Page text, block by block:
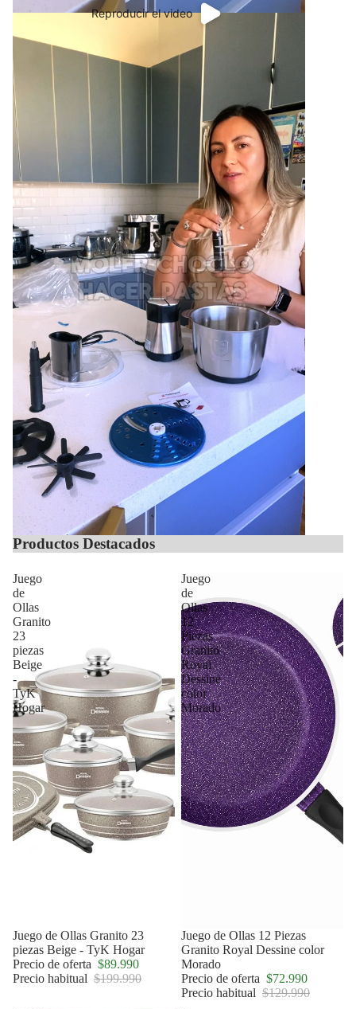
Reproducir el video
Productos Destacados
Juego
de
Ollas
Granito
23
piezas
Beige
-
TyK
Hogar
Oferta
Juego de Ollas Granito 23
piezas Beige - TyK Hogar
Precio de oferta $89.990
Precio habitual $199.990
Juego
de
Ollas
12
Piezas
Granito
Royal
Dessine
color
Morado
Oferta
Juego de Ollas 12 Piezas
Granito Royal Dessine color
Morado
Precio de oferta $72.990
Precio habitual $129.990